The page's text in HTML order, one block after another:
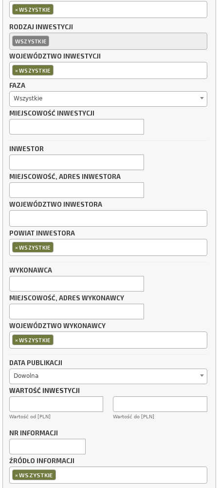
×WSZYSTKIE
RODZAJ INWESTYCJI
WSZYSTKIE
WOJEWÓDZTWO INWESTYCJI
×WSZYSTKIE
FAZA
Wszystkie
MIEJSCOWOŚĆ INWESTYCJI
INWESTOR
MIEJSCOWOŚĆ, ADRES INWESTORA
WOJEWÓDZTWO INWESTORA
POWIAT INWESTORA
×WSZYSTKIE
WYKONAWCA
MIEJSCOWOŚĆ, ADRES WYKONAWCY
WOJEWÓDZTWO WYKONAWCY
×WSZYSTKIE
DATA PUBLIKACJI
Dowolna
WARTOŚĆ INWESTYCJI
Wartość od [PLN] Wartość do [PLN]
NR INFORMACJI
ŹRÓDŁO INFORMACJI
×WSZYSTKIE